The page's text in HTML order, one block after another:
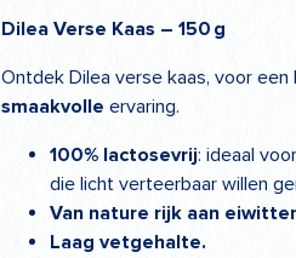
Dilea Verse Kaas – 150 g
Ontdek Dilea verse kaas, voor een
smaakvolle ervaring.
100% lactosevrij: ideaal
die licht verteerbaar willen
Van nature rijk aan
Laag vetgehalte.